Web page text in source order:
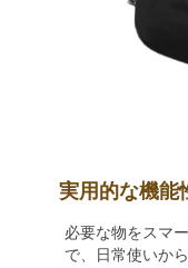
実用的な機能
必要な物をスマ
で、日常使いか